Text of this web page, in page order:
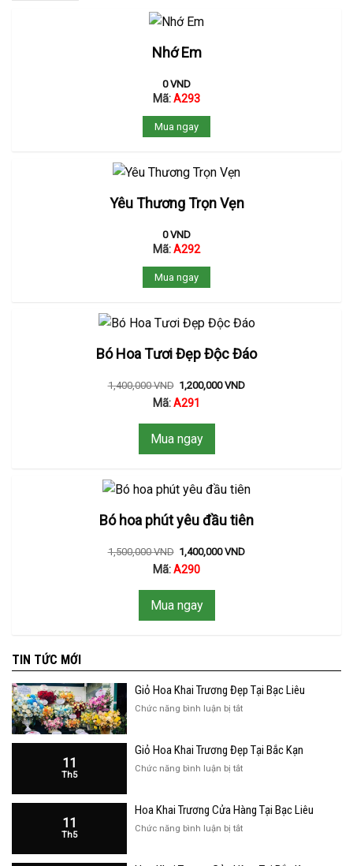
Nhớ Em
0VND
Mã:A293
Mua ngay
Yêu Thương Trọn Vẹn
0VND
Mã:A292
Mua ngay
Bó Hoa Tươi Đẹp Độc Đáo
1,400,000VND 1,200,000VND
Mã:A291
Mua ngay
Bó hoa phút yêu đầu tiên
1,500,000VND 1,400,000VND
Mã:A290
Mua ngay
TIN TỨC MỚI
Giỏ Hoa Khai Trương Đẹp Tại Bạc Liêu
Chức năng bình luận bị tắtở
Khai
Đẹp
Liêu
11
Th5
Giỏ Hoa Khai Trương Đẹp Tại Bắc Kạn
Chức năng bình luận bị tắtở
Khai
Đẹp
11
Th5
Hoa Khai Trương Cửa Hàng Tại Bạc Liêu
Chức năng bình luận bị tắtở